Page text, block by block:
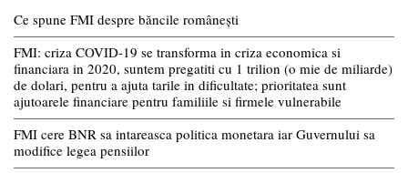
Ce spune FMI despre băncile românești
FMI: criza COVID-19 se transforma in criza economica si
financiara in 2020, suntem pregatiti cu 1 trilion (o mie de miliarde)
de dolari, pentru a ajuta tarile in dificultate; prioritatea sunt
ajutoarele financiare pentru familiile si firmele vulnerabile
FMI cere BNR sa intareasca politica monetara iar Guvernului sa
modifice legea pensiilor